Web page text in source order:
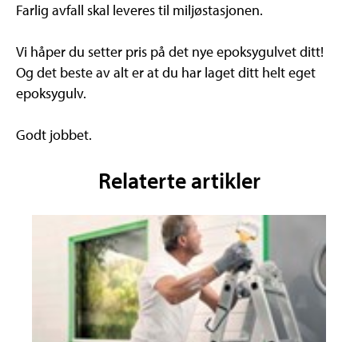
Farlig avfall skal leveres til miljøstasjonen.
Vi håper du setter pris på det nye epoksygulvet ditt!
Og det beste av alt er at du har laget ditt helt eget
epoksygulv.
Godt jobbet.
Relaterte artikler